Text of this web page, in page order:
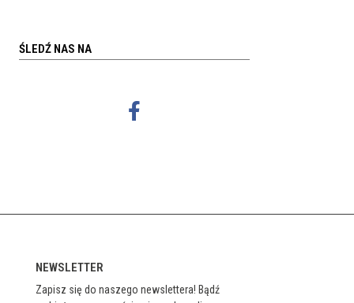
ŚLEDŹ NAS NA
NEWSLETTER
Zapisz się do naszego newslettera! Bądź